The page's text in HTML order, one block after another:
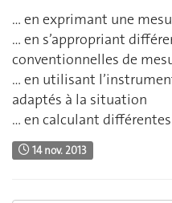
… en exprimant une
… en s’appropriant
conventionnelles de
… en utilisant
adaptés à la situation
… en calculant
14 nov. 2013